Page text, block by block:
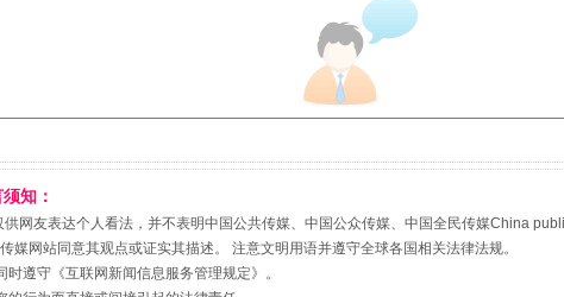
！等你上场 事关残疾人未来5年
知：
网友表达个人看法，并不表明中国公共传媒、中国公众传媒、中国全民传媒China
媒网站同意其观点或证实其描述。 注意文明用语并遵守全球各国相关法律法规。
时遵守《互联网新闻信息服务管理规定》。